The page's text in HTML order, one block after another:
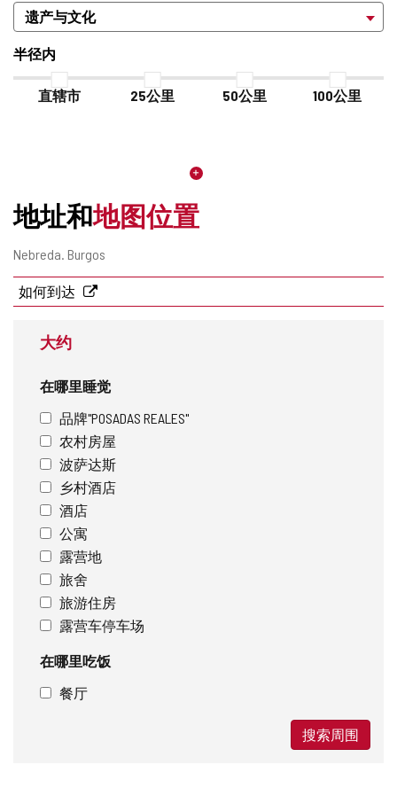
半径内
直辖市 25公里 50公里 100公里
地址和地图位置
邮
地
址
Nebreda. Burgos
如何到达
大约
在哪里睡觉
品牌"POSADAS REALES"
农村房屋
波萨达斯
乡村酒店
酒店
公寓
露营地
旅舍
旅游住房
露营车停车场
在哪里吃饭
餐厅
搜索周围